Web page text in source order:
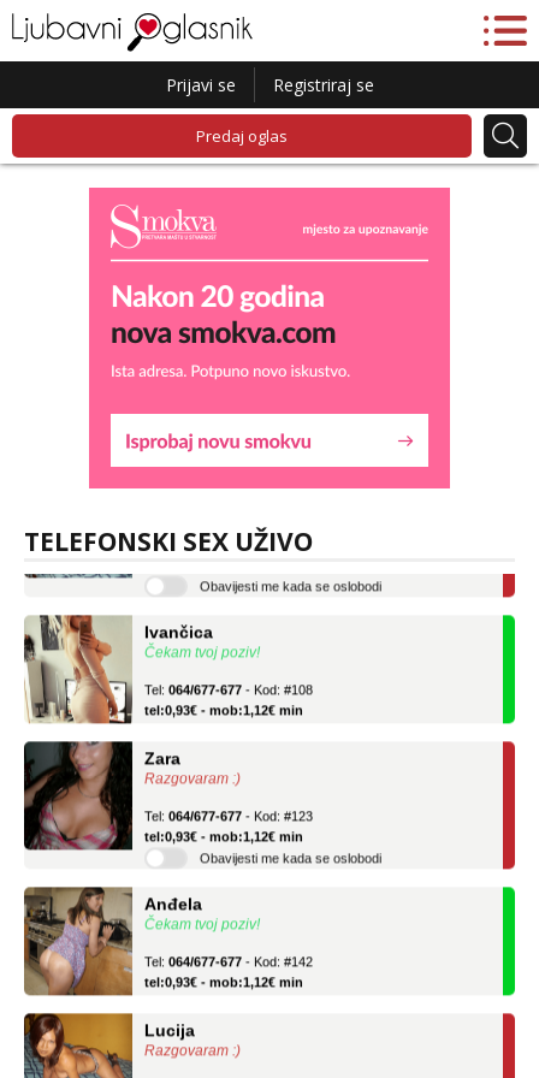
Prijavi se Registriraj se
Predaj oglas
TELEFONSKI SEX UŽIVO
Lucija
Razgovaram :)
- Kod: #136
tel:0,93€ - mob:1,12€ min
Čekam tvoj poziv!
tel:0,93€ - mob:1,12€ min
Razgovaram :)
tel:0,93€ - mob:1,12€ min
Obavijesti me kada se oslobodi
Čekam tvoj poziv!
tel:0,93€ - mob:1,12€ min
Razgovaram :)